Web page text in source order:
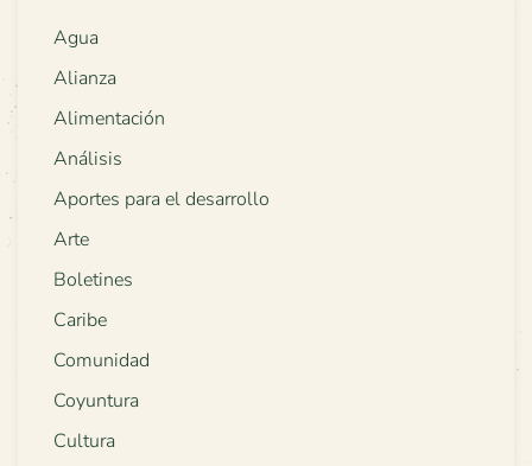
Agua
Alianza
Alimentación
Análisis
Aportes para el desarrollo
Arte
Boletines
Caribe
Comunidad
Coyuntura
Cultura